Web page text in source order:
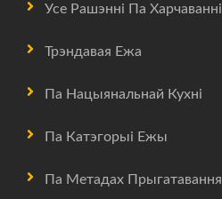
Усе Рашэнні Па Харчаванні
Трэндавая Ежа
Па Нацыянальнай Кухні
Па Катэгорыі Ежы
Па Метадах Прыгатавання